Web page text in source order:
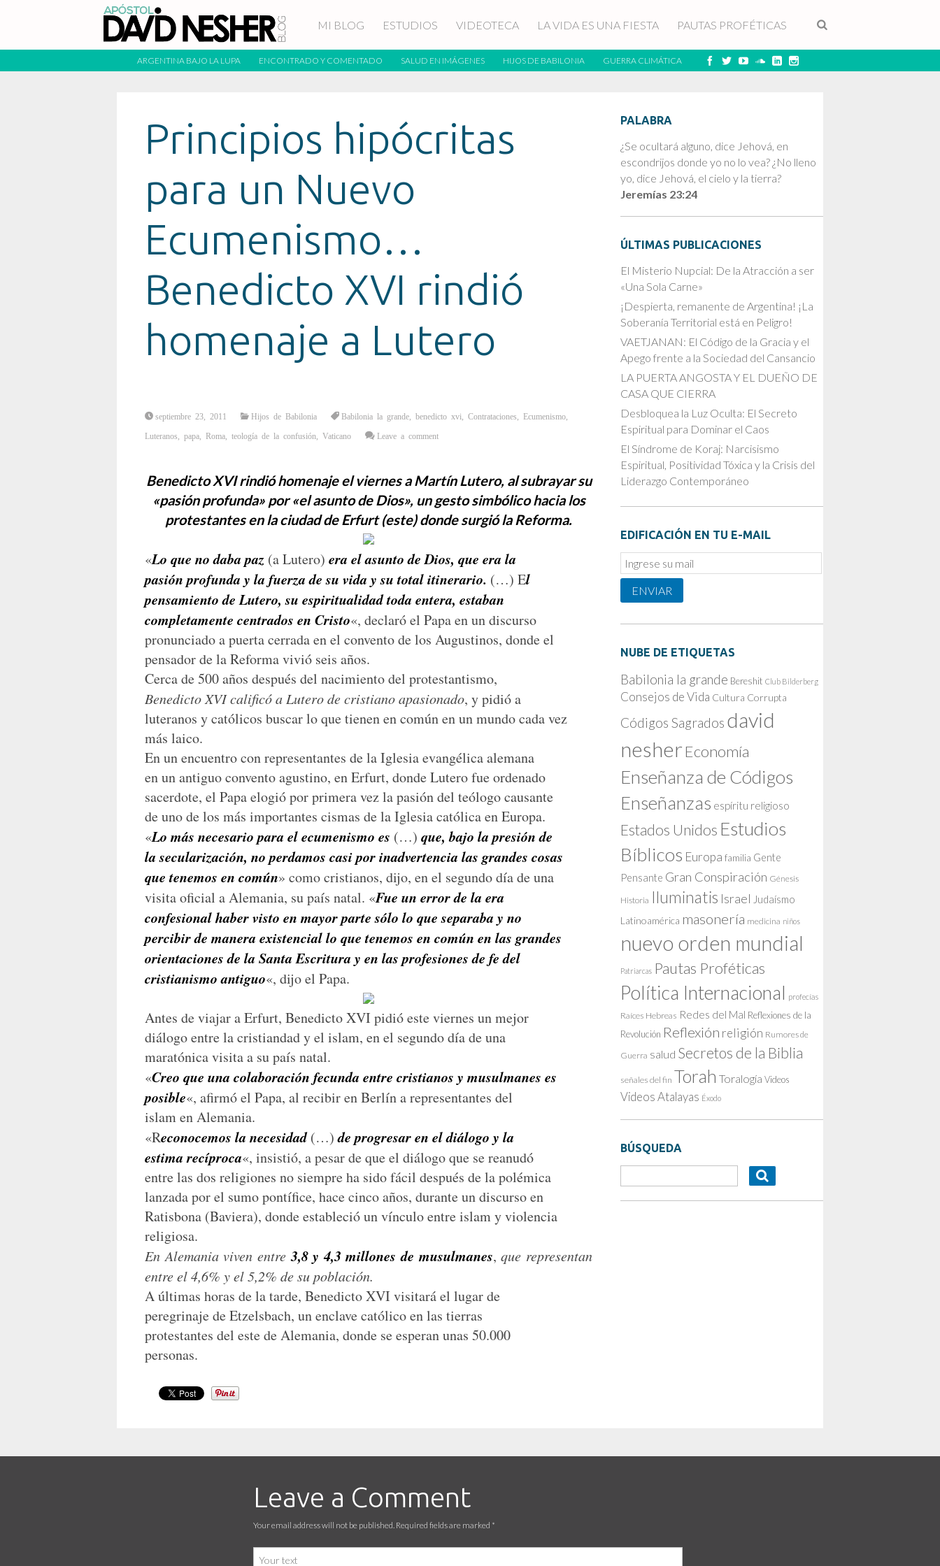
MI BLOG ESTUDIOS VIDEOTECA LA VIDA ES UNA FIESTA PAUTAS PROFÉTICAS
ARGENTINA BAJO LA LUPA ENCONTRADO Y COMENTADO SALUD EN IMÁGENES HIJOS DE BABILONIA GUERRA CLIMÁTICA
Principios hipócritas
para un Nuevo
Ecumenismo…
Benedicto XVI rindió
homenaje a Lutero
septiembre 23, 2011 Hijos de Babilonia Babilonia la grande benedicto xvi Contrataciones Ecumenismo
Luteranos papa Roma teología de la confusión Vaticano Leave a comment
Benedicto XVI rindió homenaje el viernes a Martín Lutero, al subrayar su
«pasión profunda» por «el asunto de Dios», un gesto simbólico hacia los
protestantes en la ciudad de Erfurt (este) donde surgió la Reforma.
«Lo que no daba paz (a Lutero) era el asunto de Dios, que era la
pasión profunda y la fuerza de su vida y su total itinerario. (…) El
pensamiento de Lutero, su espiritualidad toda entera, estaban
completamente centrados en Cristo«, declaró el Papa en un discurso
pronunciado a puerta cerrada en el convento de los Augustinos, donde el
pensador de la Reforma vivió seis años.
Cerca de 500 años después del nacimiento del protestantismo,
Benedicto XVI calificó a Lutero de cristiano apasionado, y pidió a
luteranos y católicos buscar lo que tienen en común en un mundo cada vez
más laico.
En un encuentro con representantes de la Iglesia evangélica alemana
en un antiguo convento agustino, en Erfurt, donde Lutero fue ordenado
sacerdote, el Papa elogió por primera vez la pasión del teólogo causante
de uno de los más importantes cismas de la Iglesia católica en Europa.
«Lo más necesario para el ecumenismo es (…) que, bajo la presión de
la secularización, no perdamos casi por inadvertencia las grandes cosas
que tenemos en común» como cristianos, dijo, en el segundo día de una
visita oficial a Alemania, su país natal. «Fue un error de la era
confesional haber visto en mayor parte sólo lo que separaba y no
percibir de manera existencial lo que tenemos en común en las grandes
orientaciones de la Santa Escritura y en las profesiones de fe del
cristianismo antiguo«, dijo el Papa.
Antes de viajar a Erfurt, Benedicto XVI pidió este viernes un mejor
diálogo entre la cristiandad y el islam, en el segundo día de una
maratónica visita a su país natal.
«Creo que una colaboración fecunda entre cristianos y musulmanes es
posible«, afirmó el Papa, al recibir en Berlín a representantes del
islam en Alemania.
«Reconocemos la necesidad(…)de progresar en el diálogo y la
estima recíproca«, insistió, a pesar de que el diálogo que se reanudó
entre las dos religiones no siempre ha sido fácil después de la polémica
lanzada por el sumo pontífice, hace cinco años, durante un discurso en
Ratisbona (Baviera), donde estableció un vínculo entre islam y violencia
religiosa.
En Alemania viven entre 3,8 y 4,3 millones de musulmanes,que representan
entre el 4,6% y el 5,2% de su población.
A últimas horas de la tarde, Benedicto XVI visitará el lugar de
peregrinaje de Etzelsbach, un enclave católico en las tierras
protestantes del este de Alemania, donde se esperan unas 50.000
personas.
PALABRA
¿Se ocultará alguno, dice Jehová, en
escondrijos donde yo no lo vea? ¿No lleno
yo, dice Jehová, el cielo y la tierra?
Jeremías 23:24
ÚLTIMAS PUBLICACIONES
El Misterio Nupcial: De la Atracción a ser
«Una Sola Carne»
¡Despierta, remanente de Argentina! ¡La
Soberanía Territorial está en Peligro!
VAETJANAN: El Código de la Gracia y el
Apego frente a la Sociedad del Cansancio
LA PUERTA ANGOSTA Y EL DUEÑO DE
CASA QUE CIERRA
Desbloquea la Luz Oculta: El Secreto
Espiritual para Dominar el Caos
El Síndrome de Koraj: Narcisismo
Espiritual, Positividad Tóxica y la Crisis del
Liderazgo Contemporáneo
EDIFICACIÓN EN TU E-MAIL
Email
Subscription
ENVIAR
NUBE DE ETIQUETAS
Babilonia la grande Bereshit Club Bilderberg
Consejos de Vida Cultura Corrupta
Códigos Sagrados david
nesher Economía
Enseñanza de Códigos
Enseñanzas espíritu religioso
Estados Unidos Estudios
Bíblicos Europa familia Gente
Pensante Gran Conspiración Génesis
Historia Iluminatis Israel Judaísmo
Latinoamérica masonería medicina niños
nuevo orden mundial
Patriarcas Pautas Proféticas
Política Internacional profecías
Raíces Hebreas Redes del Mal Reflexiones de la
Revolución Reflexión religión Rumores de
Guerra salud Secretos de la Biblia
señales del fin Torah Toralogía Videos
Videos Atalayas Éxodo
BÚSQUEDA
Leave a Comment
Your email address will not be published. Required fields are marked *